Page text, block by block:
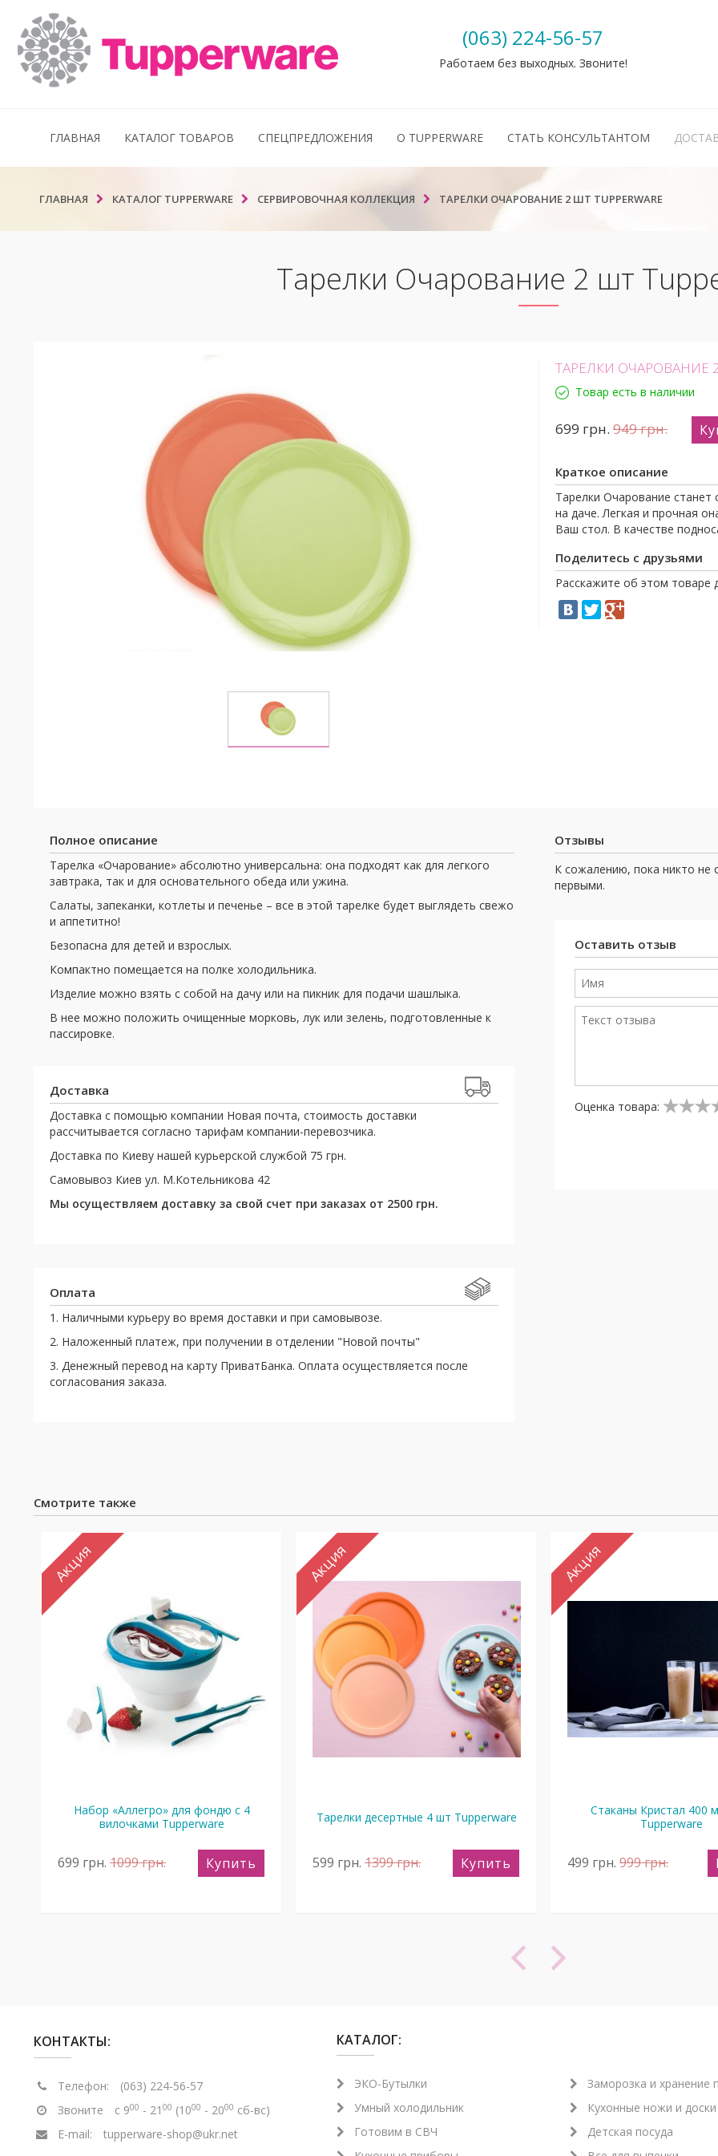
(063) 224-56-57
Работаем без выходных. Звоните!
ГЛАВНАЯ КАТАЛОГ ТОВАРОВ СПЕЦПРЕДЛОЖЕНИЯ О TUPPERWARE СТАТЬ КОНСУЛЬТАНТОМ
ГЛАВНАЯ КАТАЛОГ TUPPERWARE СЕРВИРОВОЧНАЯ КОЛЛЕКЦИЯ ТАРЕЛКИ ОЧАРОВАНИЕ 2 ШТ TUPPERWARE
Тарелки Очарование 2 шт
ТАРЕЛКИ ОЧАРОВАНИЕ 2
Товар есть в наличии
699 грн. 949грн.
Краткое описание
Тарелки Очарование станет
на даче. Легкая и прочная
Ваш стол. В качестве
Поделитесь с друзьями
Расскажите об этом товаре
Полное описание
Тарелка «Очарование» абсолютно универсальна: она подходят как для легкого
завтрака, так и для основательного обеда или ужина.
Салаты, запеканки, котлеты и печенье – все в этой тарелке будет выглядеть свежо
и аппетитно!
Безопасна для детей и взрослых.
Компактно помещается на полке холодильника.
Изделие можно взять с собой на дачу или на пикник для подачи шашлыка.
В нее можно положить очищенные морковь, лук или зелень, подготовленные к
пассировке.
Доставка
Доставка с помощью компании Новая почта, стоимость доставки
рассчитывается согласно тарифам компании-перевозчика.
Доставка по Киеву нашей курьерской службой 75 грн.
Самовывоз Киев ул. М.Котельникова 42
Мы осуществляем доставку за свой счет при заказах от 2500 грн.
Оплата
1. Наличными курьеру во время доставки и при самовывозе.
2. Наложенный платеж, при получении в отделении "Новой почты"
3. Денежный перевод на карту ПриватБанка. Оплата осуществляется после
согласования заказа.
Отзывы
К сожалению, пока никто не
первыми.
Оставить отзыв
Оценка товара:
Смотрите также
Акция
Набор «Аллегро» для фондю с 4
вилочками Tupperware
699 грн. 1099грн. Купить
Акция
Тарелки десертные 4 шт Tupperware
599 грн. 1399грн. Купить
Акция
Стаканы Кристал 400
Tupperware
499 грн. 999грн.
КОНТАКТЫ:
Телефон:
(063) 224-56-57
Звоните
с 900 - 21 00 (1000 - 2000 сб-вс)
E-mail:
tupperware-shop@ukr.net
КАТАЛОГ:
ЭКО-Бутылки Заморозка и хранение
Умный холодильник
Кухонные ножи и доски
Готовим в СВЧ
Детская посуда